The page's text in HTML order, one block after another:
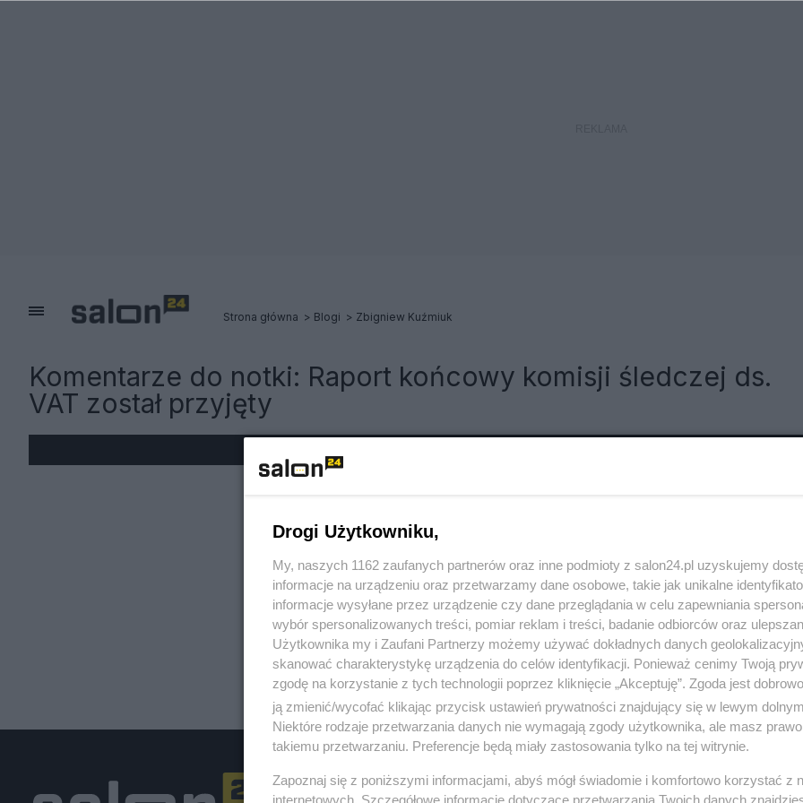
Strona główna Blogi Zbigniew Kuźmiuk
Komentarze do notki: Raport końcowy komisji śledczej ds.
VAT został przyjęty
Polityka Gospodarka
Drogi Użytkowniku,
My, naszych 1162 zaufanych partnerów oraz inne podmioty z salon24.pl uzyskujemy
informacje na urządzeniu oraz przetwarzamy dane osobowe, takie jak unikalne
informacje wysyłane przez urządzenie czy dane przeglądania w celu zapewniania
wybór spersonalizowanych treści, pomiar reklam i treści, badanie odbiorców oraz
Użytkownika my i Zaufani Partnerzy możemy używać dokładnych danych
skanować charakterystykę urządzenia do celów identyfikacji. Ponieważ cenimy Twoją
zgodę na korzystanie z tych technologii poprzez kliknięcie „Akceptuję”. Zgoda jest
ją zmienić/wycofać klikając przycisk ustawień prywatności znajdujący się w lewym
Niektóre rodzaje przetwarzania danych nie wymagają zgody użytkownika, ale masz
takiemu przetwarzaniu. Preferencje będą miały zastosowania tylko na tej witrynie.
Zapoznaj się z poniższymi informacjami, abyś mógł świadomie i komfortowo korzystać z
internetowych. Szczegółowe informacje dotyczące przetwarzania Twoich danych